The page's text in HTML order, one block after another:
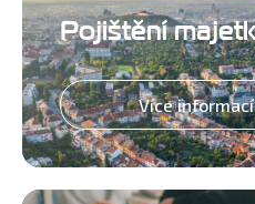
Pojištění
Více informací